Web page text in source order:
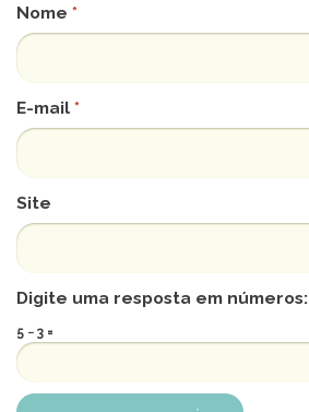
Nome *
E-mail *
Site
Digite uma resposta em números:
5 − 3 =